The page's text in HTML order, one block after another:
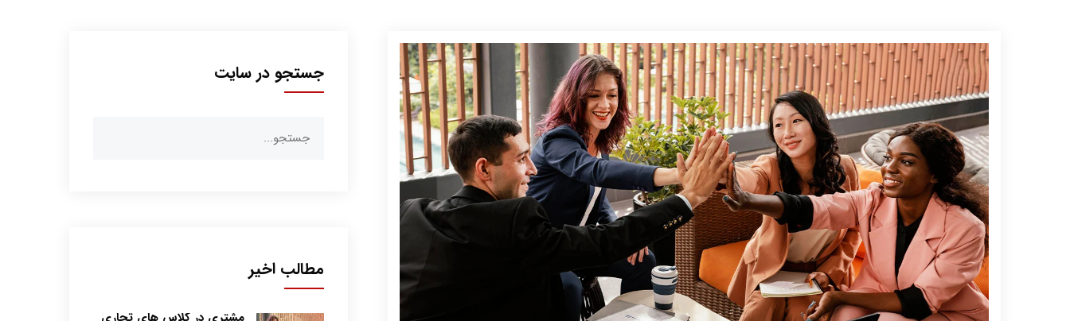
جستجو در سایت
برای:
مطالب اخیر